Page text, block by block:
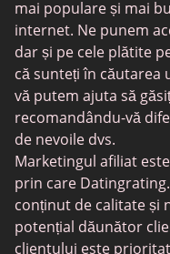
Site-uri Sugar Daddy
JPeopleMeet
Întâlniri trans
Întâlniri pentru seniori
MyLOL
Întâlniri gay
Întâlniri lesbiene
mai populare și mai
internet. Ne punem
dar și pe cele plătite
că sunteți în căutarea
vă putem ajuta să
recomandându-vă
de nevoile dvs.
Marketingul afiliat
prin care
conținut de calitate și
potențial dăunător
clientului este